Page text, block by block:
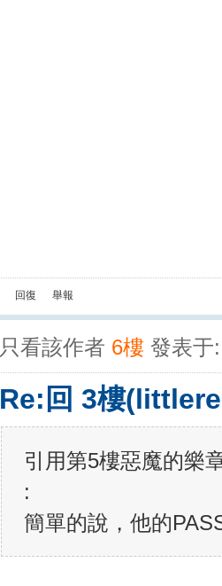
回復 舉報
只看該作者 6樓 發表于
Re:回 3樓
引用第5樓惡魔的樂
:
簡單的說，他的